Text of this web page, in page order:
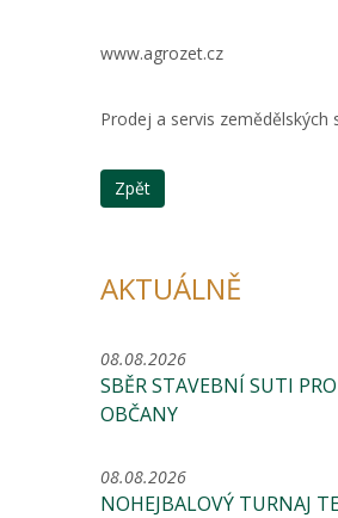
www.agrozet.cz
Prodej a servis zemědělských
Zpět
AKTUÁLNĚ
08.08.2026
SBĚR STAVEBNÍ SUTI
OBČANY
08.08.2026
NOHEJBALOVÝ TURNAJ